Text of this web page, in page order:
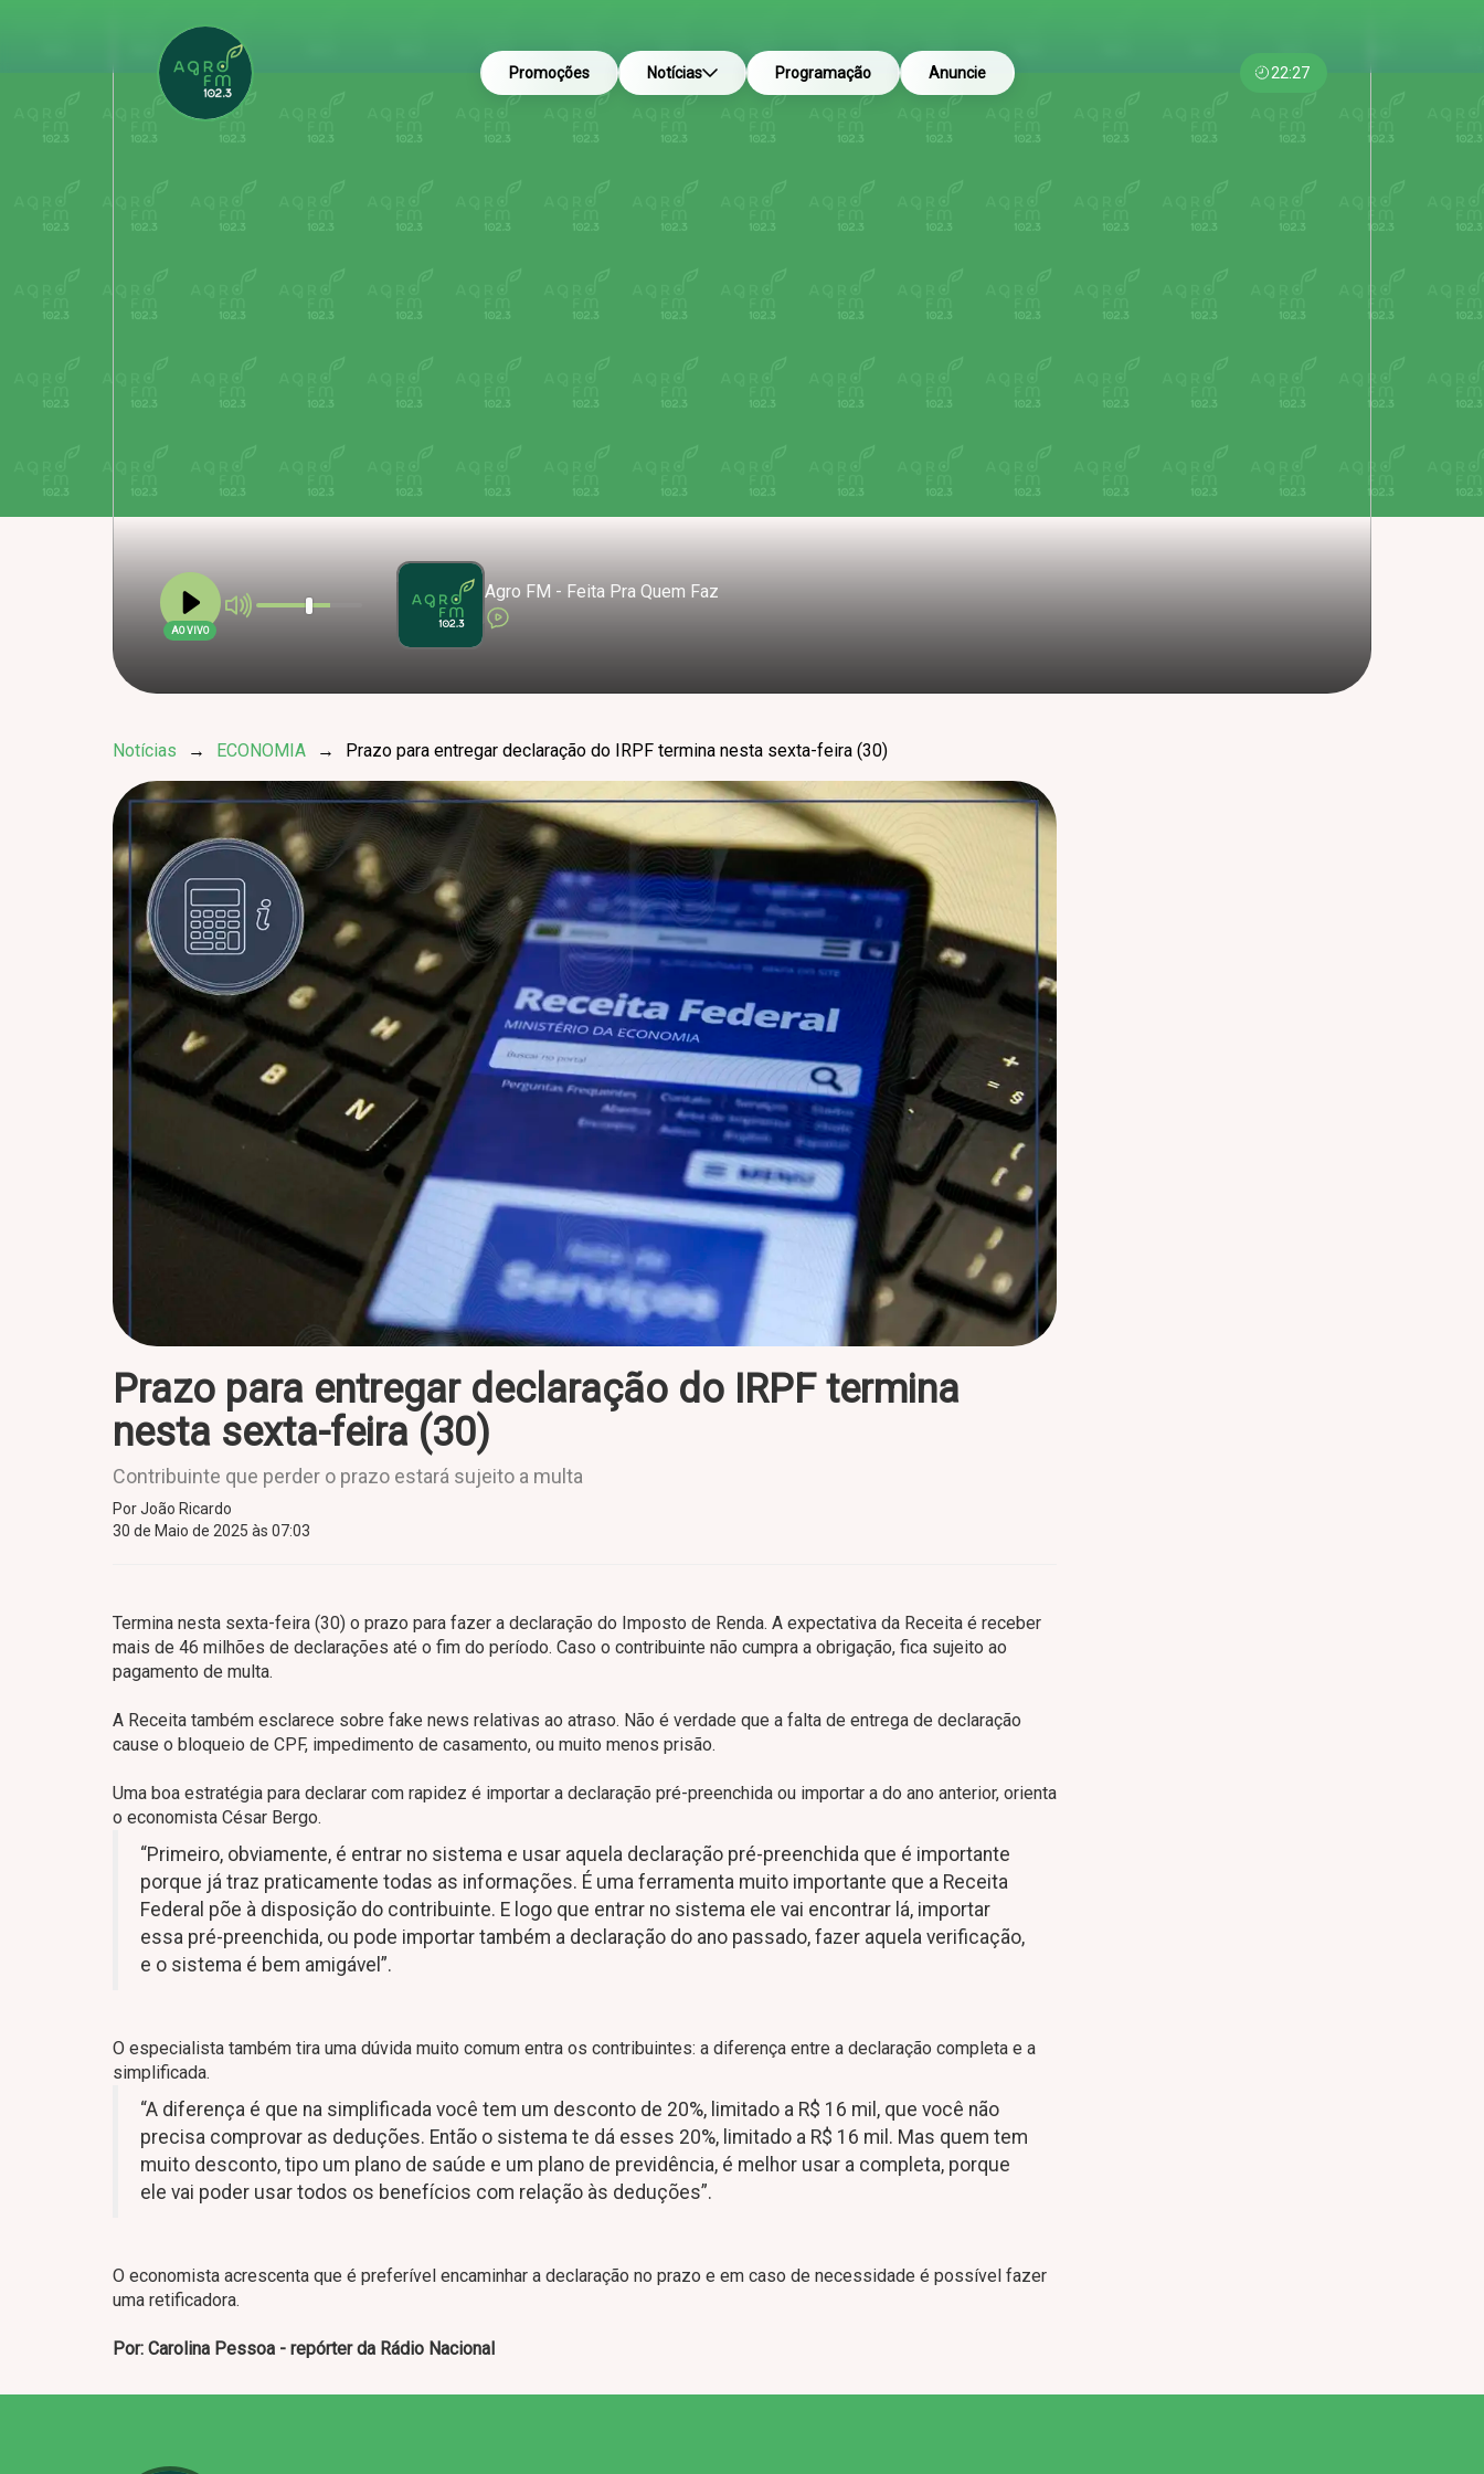
Promoções Notícias Programação Anuncie 22:27
AO VIVO
Agro FM - Feita Pra Quem Faz
Notícias → ECONOMIA → Prazo para entregar declaração do IRPF termina nesta sexta-feira (30)
Prazo para entregar declaração do IRPF termina
nesta sexta-feira (30)
Contribuinte que perder o prazo estará sujeito a multa
Por João Ricardo
30 de Maio de 2025 às 07:03
Termina nesta sexta-feira (30) o prazo para fazer a declaração do Imposto de Renda. A expectativa da Receita é receber
mais de 46 milhões de declarações até o fim do período. Caso o contribuinte não cumpra a obrigação, fica sujeito ao
pagamento de multa.
A Receita também esclarece sobre fake news relativas ao atraso. Não é verdade que a falta de entrega de declaração
cause o bloqueio de CPF, impedimento de casamento, ou muito menos prisão.
Uma boa estratégia para declarar com rapidez é importar a declaração pré-preenchida ou importar a do ano anterior, orienta
o economista César Bergo.
“Primeiro, obviamente, é entrar no sistema e usar aquela declaração pré-preenchida que é importante
porque já traz praticamente todas as informações. É uma ferramenta muito importante que a Receita
Federal põe à disposição do contribuinte. E logo que entrar no sistema ele vai encontrar lá, importar
essa pré-preenchida, ou pode importar também a declaração do ano passado, fazer aquela verificação,
e o sistema é bem amigável”.
O especialista também tira uma dúvida muito comum entra os contribuintes: a diferença entre a declaração completa e a
simplificada.
“A diferença é que na simplificada você tem um desconto de 20%, limitado a R$ 16 mil, que você não
precisa comprovar as deduções. Então o sistema te dá esses 20%, limitado a R$ 16 mil. Mas quem tem
muito desconto, tipo um plano de saúde e um plano de previdência, é melhor usar a completa, porque
ele vai poder usar todos os benefícios com relação às deduções”.
O economista acrescenta que é preferível encaminhar a declaração no prazo e em caso de necessidade é possível fazer
uma retificadora.
Por: Carolina Pessoa - repórter da Rádio Nacional